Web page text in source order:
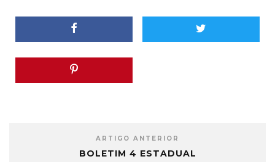
ARTIGO ANTERIOR
BOLETIM 4 ESTADUAL